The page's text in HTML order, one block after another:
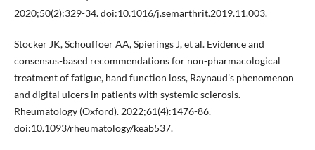
2020;50(2):329-34. doi:10.1016/j.semarthrit.2019.11.003.
Stöcker JK, Schouffoer AA, Spierings J, et al. Evidence and
consensus-based recommendations for non-pharmacological
treatment of fatigue, hand function loss, Raynaud’s phenomenon
and digital ulcers in patients with systemic sclerosis.
Rheumatology (Oxford). 2022;61(4):1476-86.
doi:10.1093/rheumatology/keab537.